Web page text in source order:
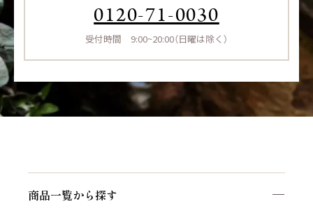
0120-71-0030
受付時間 9:00~20:00（日曜は除く）
商品一覧から探す